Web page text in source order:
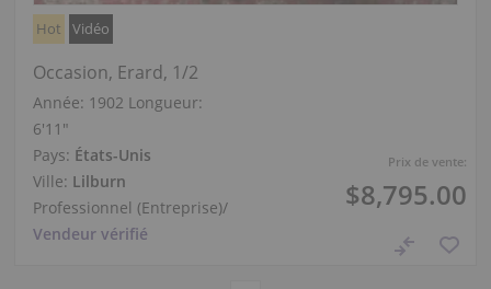
Prix de vente:
$8,795.00
Hot Vidéo
Occasion, Erard, 1/2
Année: 1902 Longueur:
6′11″
Pays: États-Unis
Ville: Lilburn
Professionnel (Entreprise)/
Vendeur vérifié